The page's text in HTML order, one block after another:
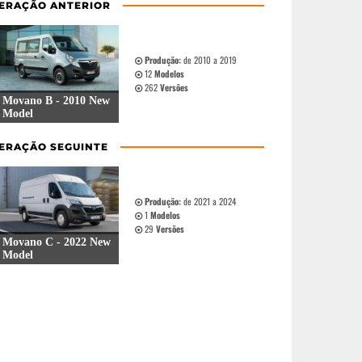
ANTERIOR
Movano B - 2010 New
Model
Produção:de 2010 a 2019
12Modelos
262Versões
SEGUINTE
Movano C - 2022 New
Model
Produção:de 2021 a 2024
1Modelos
29Versões